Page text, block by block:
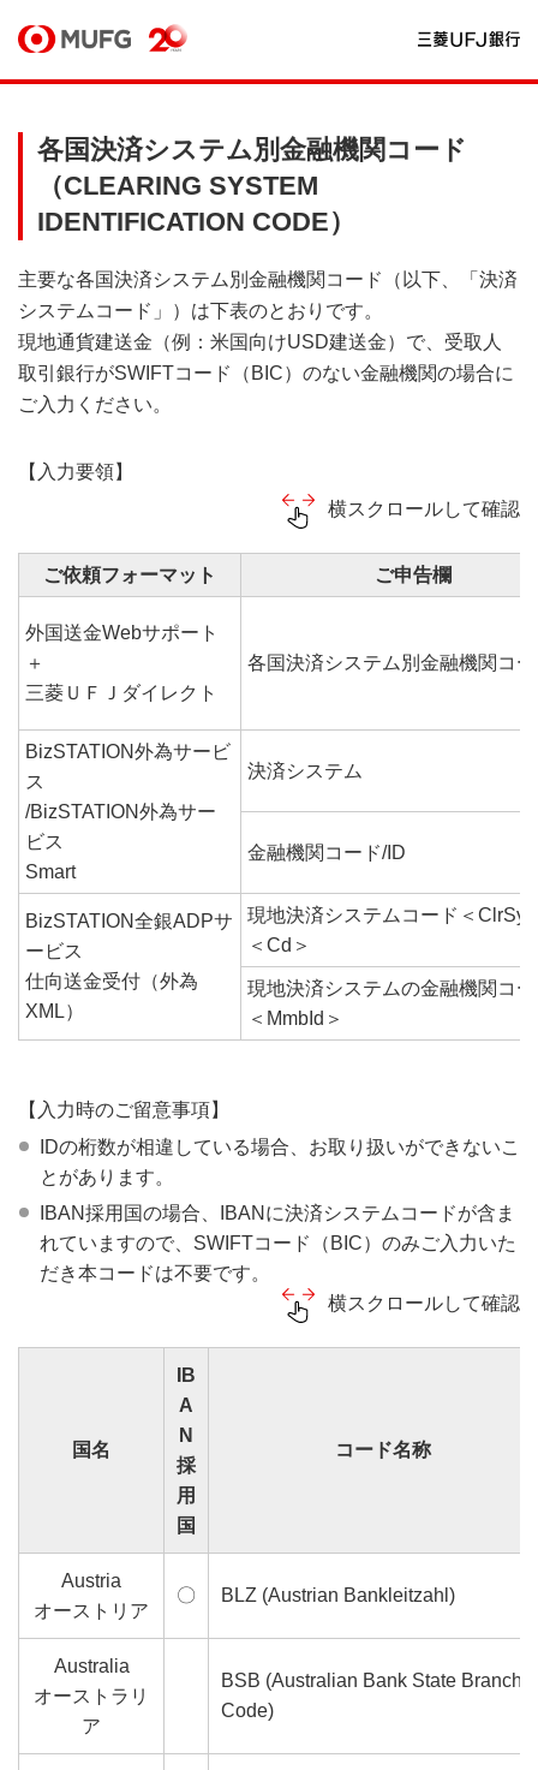
各国決済システム別金融機関コード
（CLEARING SYSTEM
IDENTIFICATION CODE）
主要な各国決済システム別金融機関コード（以下、「決済
システムコード」）は下表のとおりです。
現地通貨建送金（例：米国向けUSD建送金）で、受取人
取引銀行がSWIFTコード（BIC）のない金融機関の場合に
ご入力ください。
【入力要領】
横スクロールして確認
ご依頼フォーマット ご申告欄
外国送金Webサポート
＋
三菱ＵＦＪダイレクト
各国決済システム別金融機関コ
BizSTATION外為サービ
ス
/BizSTATION外為サー
ビス
Smart
決済システム
金融機関コード/ID
BizSTATION全銀ADPサ
ービス
仕向送金受付（外為
XML）
現地決済システムコード＜
＜Cd＞
現地決済システムの金融機関コ
＜MmbId＞
【入力時のご留意事項】
IDの桁数が相違している場合、お取り扱いができないこ
とがあります。
IBAN採用国の場合、IBANに決済システムコードが含ま
れていますので、SWIFTコード（BIC）のみご入力いた
だき本コードは不要です。
横スクロールして確認
国名
IB
A
N
採
用
国
コード名称
Austria
オーストリア
〇 BLZ (Austrian Bankleitzahl)
Australia
オーストラリ
ア
BSB (Australian Bank State Branch
Code)